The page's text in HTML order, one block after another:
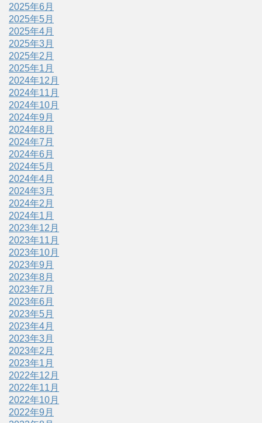
2025年6月
2025年5月
2025年4月
2025年3月
2025年2月
2025年1月
2024年12月
2024年11月
2024年10月
2024年9月
2024年8月
2024年7月
2024年6月
2024年5月
2024年4月
2024年3月
2024年2月
2024年1月
2023年12月
2023年11月
2023年10月
2023年9月
2023年8月
2023年7月
2023年6月
2023年5月
2023年4月
2023年3月
2023年2月
2023年1月
2022年12月
2022年11月
2022年10月
2022年9月